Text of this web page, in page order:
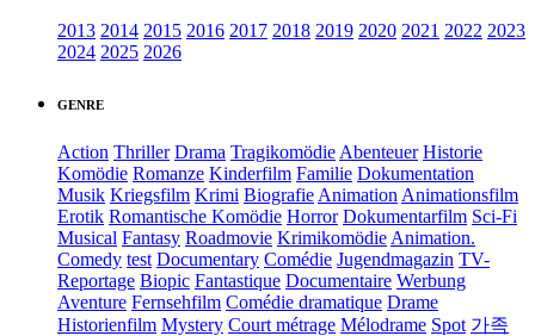
2013 2014 2015 2016 2017 2018 2019 2020 2021 2022 2023
2024 2025 2026
GENRE
Action Thriller Drama Tragikomödie Abenteuer Historie
Komödie Romanze Kinderfilm Familie Dokumentation
Musik Kriegsfilm Krimi Biografie Animation Animationsfilm
Erotik Romantische Komödie Horror Dokumentarfilm Sci-Fi
Musical Fantasy Roadmovie Krimikomödie Animation.
Comedy test Documentary Comédie Jugendmagazin TV-
Reportage Biopic Fantastique Documentaire Werbung
Aventure Fernsehfilm Comédie dramatique Drame
Historienfilm Mystery Court métrage Mélodrame Spot 가족